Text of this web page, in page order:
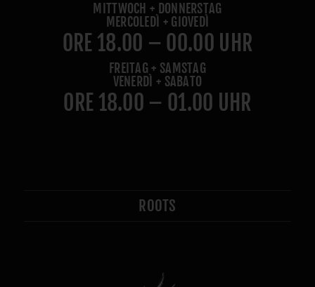
MITTWOCH + DONNERSTAG
MERCOLEDÌ + GIOVEDÌ
ORE 18.00 – 00.00 UHR
FREITAG + SAMSTAG
VENERDÌ + SABATO
ORE 18.00 – 01.00 UHR
ROOTS